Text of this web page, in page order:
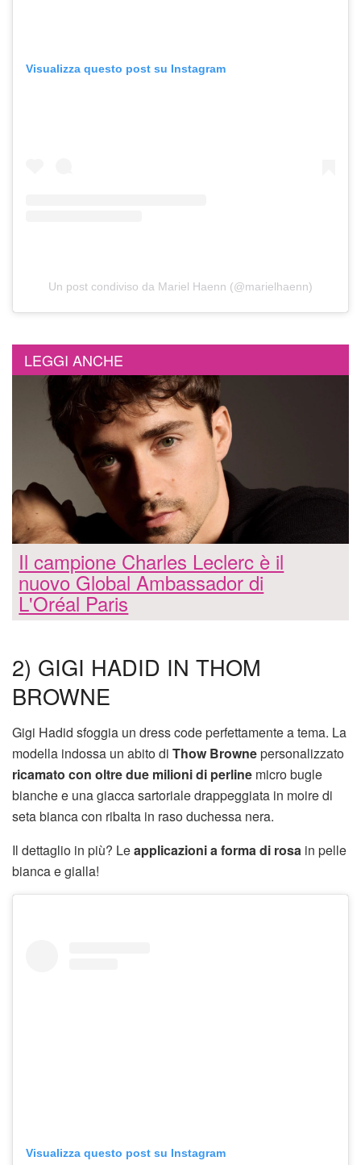
Visualizza questo post su Instagram
Un post condiviso da Mariel Haenn (@marielhaenn)
LEGGI ANCHE
Il campione Charles Leclerc è il
nuovo Global Ambassador di
L'Oréal Paris
2) GIGI HADID IN THOM
BROWNE
Gigi Hadid sfoggia un dress code perfettamente a tema. La
modella indossa un abito di Thow Brownepersonalizzato
ricamato con oltre due milioni di perline micro bugle
bianche e una giacca sartoriale drappeggiata in moire di
seta bianca con ribalta in raso duchessa nera.
Il dettaglio in più? Leapplicazioni a forma di rosa in pelle
bianca e gialla!
Visualizza questo post su Instagram